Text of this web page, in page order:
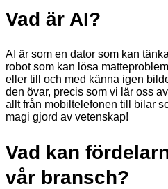
Vad är AI?
AI är som en dator som kan
robot som kan lösa
eller till och med känna igen
den övar, precis som vi lär oss
allt från mobiltelefonen till bilar
magi gjord av vetenskap!
Vad kan
vår bransch?